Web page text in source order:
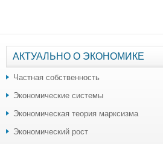
АКТУАЛЬНО О ЭКОНОМИКЕ
Частная собственность
Экономические системы
Экономическая теория марксизма
Экономический рост